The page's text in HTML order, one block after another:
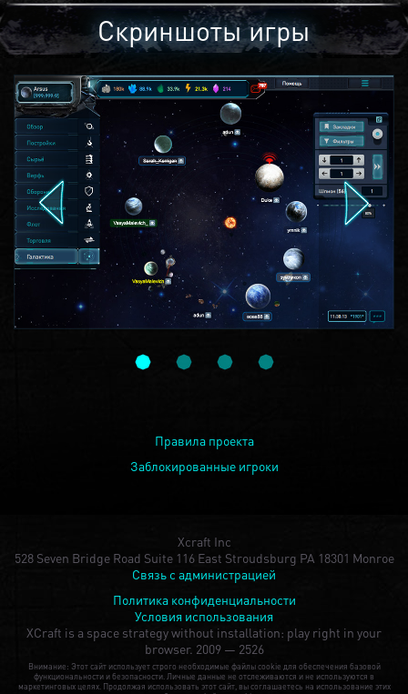
Скриншоты игры
Правила проекта
Заблокированные игроки
Xcraft Inc
528 Seven Bridge Road Suite 116 East Stroudsburg PA 18301 Monroe
Связь с администрацией
Политика конфиденциальности
Условия использования
XCraft is a space strategy without installation: play right in your
browser. 2009 — 2526
Внимание: Этот сайт использует строго необходимые файлы cookie для обеспечения базовой
функциональности и безопасности. Личные данные не отслеживаются и не используются в
маркетинговых целях. Продолжая использовать этот сайт, вы соглашаетесь на использование этих